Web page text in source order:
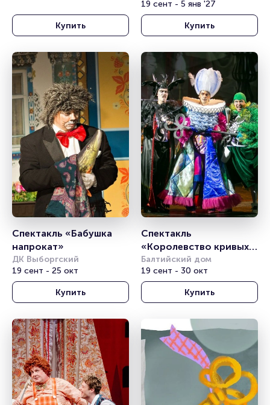
Купить
19 сент - 5 янв '27
Купить
Спектакль «Бабушка
напрокат»
ДК Выборгский
19 сент - 25 окт
Купить
Спектакль
«Королевство кривых
зеркал»
Балтийский дом
19 сент - 30 окт
Купить